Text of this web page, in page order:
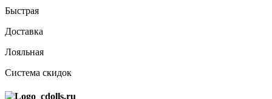
Быстрая
Доставка
Лояльная
Система скидок